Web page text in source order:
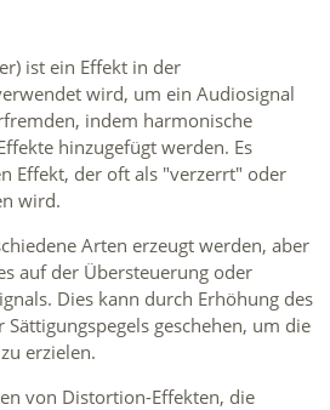
ist ein Effekt in der
wird, um ein Audiosignal
indem harmonische
hinzugefügt werden. Es
Effekt, der oft als "verzerrt" oder
wird.
Arten erzeugt werden, aber
auf der Übersteuerung oder
Dies kann durch Erhöhung des
Sättigungspegels geschehen, um die
erzielen.
von Distortion-Effekten, die